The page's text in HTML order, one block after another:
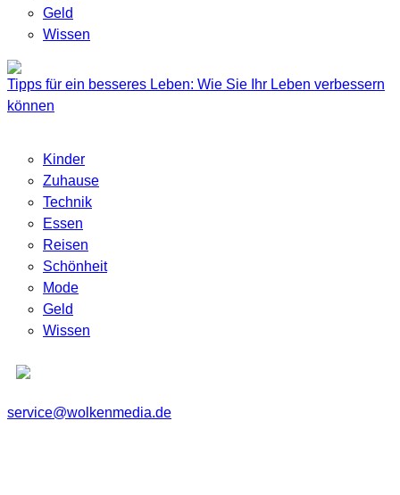
Geld
Wissen
Tipps für ein besseres Leben: Wie Sie Ihr Leben verbessern
können
Kinder
Zuhause
Technik
Essen
Reisen
Schönheit
Mode
Geld
Wissen
service@wolkenmedia.de